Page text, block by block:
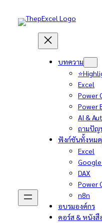
บทความ
Excel
Power
Power
AI &
ถามปัญ
ฟังก์ชันทั้งหมด
Excel
DAX
Power
n8n
อบรมองค์กร
คอร์ส & หนังสื